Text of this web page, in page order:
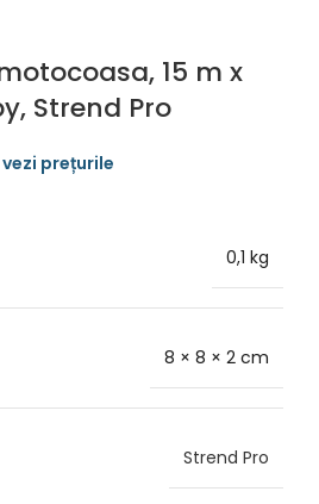
15 m x
Strend Pro
0,1 kg
8 × 8 × 2 cm
Strend Pro